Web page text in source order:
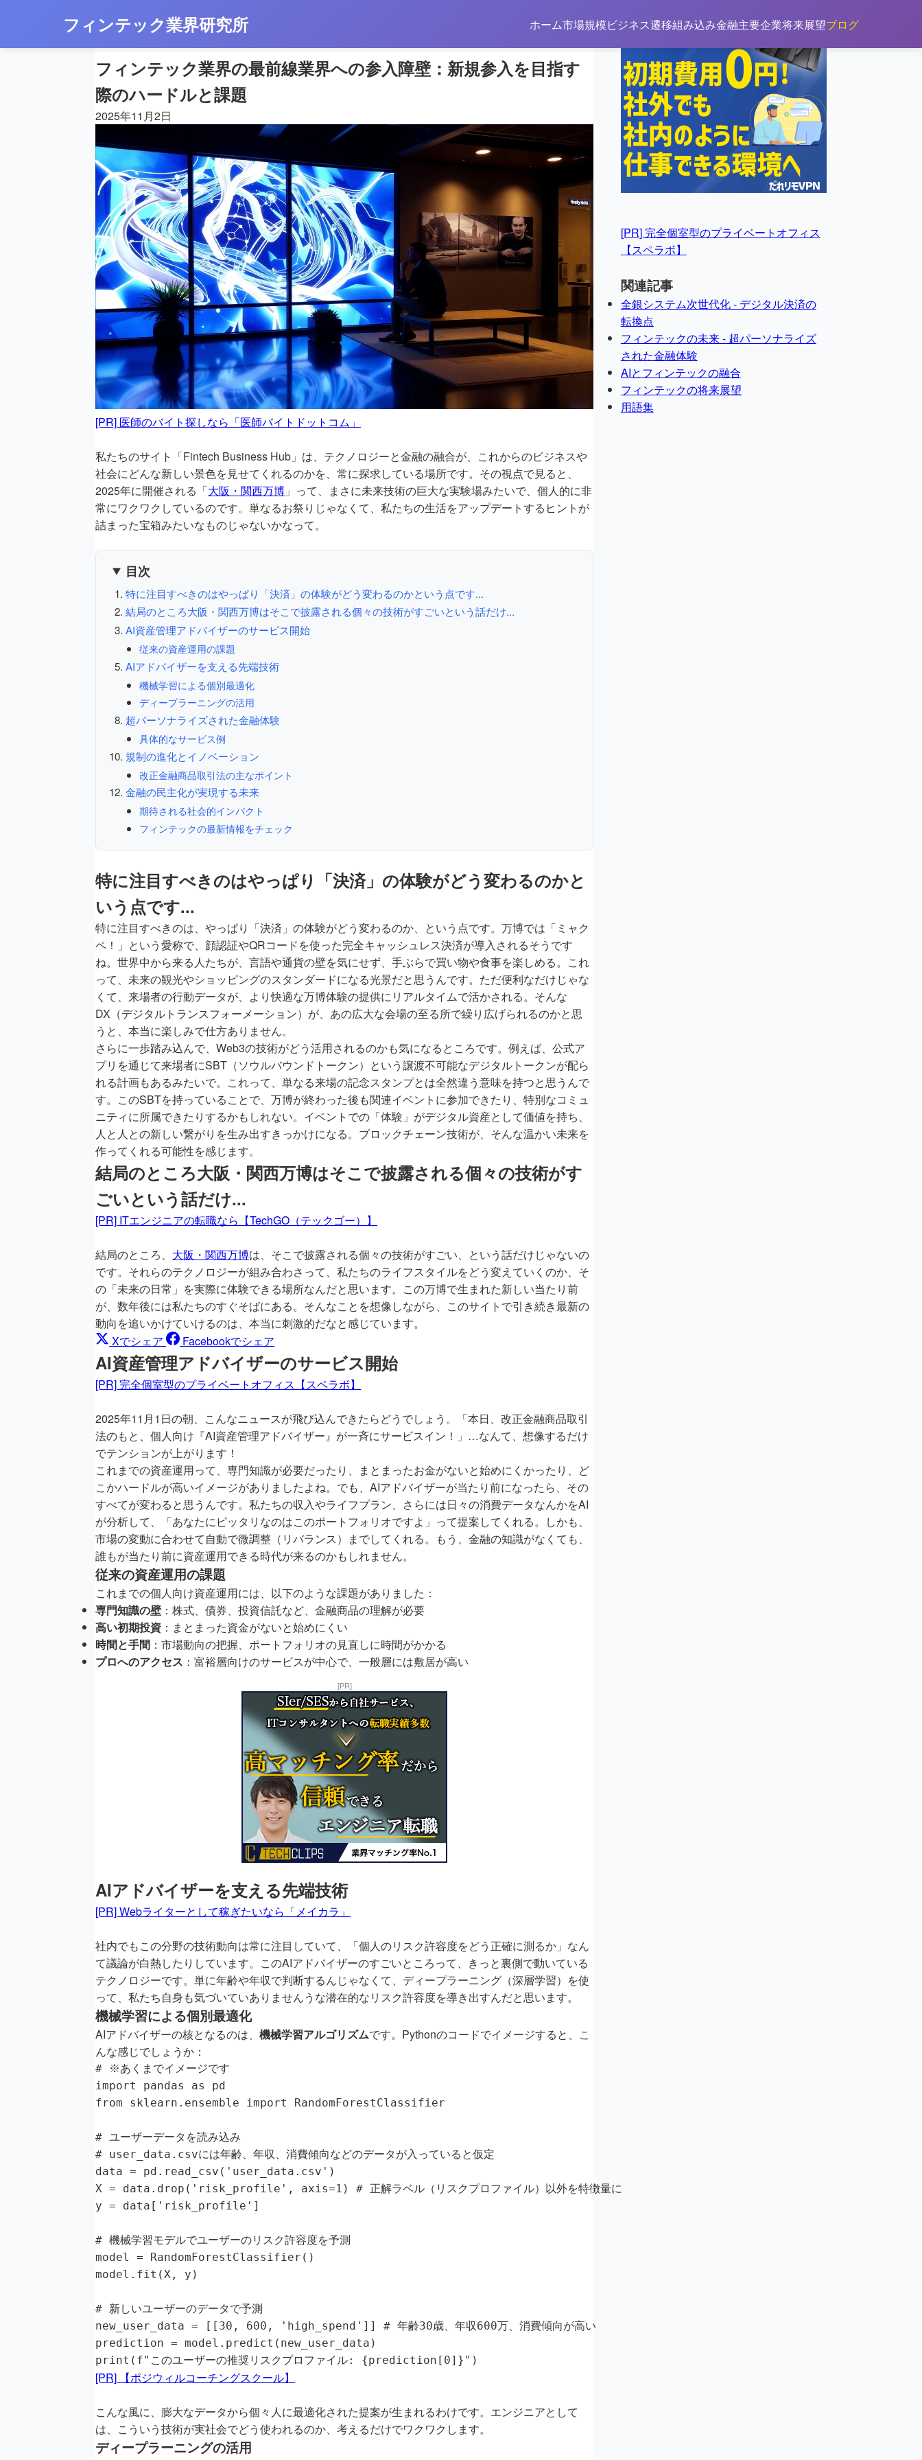
フィンテック業界研究所 ホーム市場規模ビジネス遷移組み込み金融主要企業将来展望ブログ
フィンテック業界の最前線業界への参入障壁：新規参入を目指す
際のハードルと課題
2025年11月2日
[PR] 医師のバイト探しなら「医師バイトドットコム」
私たちのサイト「Fintech Business Hub」は、テクノロジーと金融の融合が、これからのビジネスや
社会にどんな新しい景色を見せてくれるのかを、常に探求している場所です。その視点で見ると、
2025年に開催される「大阪・関西万博 」って、まさに未来技術の巨大な実験場みたいで、個人的に非
常にワクワクしているのです。単なるお祭りじゃなくて、私たちの生活をアップデートするヒントが
詰まった宝箱みたいなものじゃないかなって。
目次
特に注目すべきのはやっぱり「決済」の体験がどう変わるのかという点です...
結局のところ大阪・関西万博はそこで披露される個々の技術がすごいという話だけ...
AI資産管理アドバイザーのサービス開始
従来の資産運用の課題
AIアドバイザーを支える先端技術
機械学習による個別最適化
ディープラーニングの活用
超パーソナライズされた金融体験
具体的なサービス例
規制の進化とイノベーション
改正金融商品取引法の主なポイント
金融の民主化が実現する未来
期待される社会的インパクト
フィンテックの最新情報をチェック
特に注目すべきのはやっぱり「決済」の体験がどう変わるのかと
いう点です...
特に注目すべきのは、やっぱり「決済」の体験がどう変わるのか、という点です。万博では「ミャク
ペ！」という愛称で、顔認証やQRコードを使った完全キャッシュレス決済が導入されるそうです
ね。世界中から来る人たちが、言語や通貨の壁を気にせず、手ぶらで買い物や食事を楽しめる。これ
って、未来の観光やショッピングのスタンダードになる光景だと思うんです。ただ便利なだけじゃな
くて、来場者の行動データが、より快適な万博体験の提供にリアルタイムで活かされる。そんな
DX（デジタルトランスフォーメーション）が、あの広大な会場の至る所で繰り広げられるのかと思
うと、本当に楽しみで仕方ありません。
さらに一歩踏み込んで、Web3の技術がどう活用されるのかも気になるところです。例えば、公式ア
プリを通じて来場者にSBT（ソウルバウンドトークン）という譲渡不可能なデジタルトークンが配ら
れる計画もあるみたいで。これって、単なる来場の記念スタンプとは全然違う意味を持つと思うんで
す。このSBTを持っていることで、万博が終わった後も関連イベントに参加できたり、特別なコミュ
ニティに所属できたりするかもしれない。イベントでの「体験」がデジタル資産として価値を持ち、
人と人との新しい繋がりを生み出すきっかけになる。ブロックチェーン技術が、そんな温かい未来を
作ってくれる可能性を感じます。
結局のところ大阪・関西万博はそこで披露される個々の技術がす
ごいという話だけ...
[PR] ITエンジニアの転職なら【TechGO（テックゴー）】
結局のところ、 大阪・関西万博は、そこで披露される個々の技術がすごい、という話だけじゃないの
です。それらのテクノロジーが組み合わさって、私たちのライフスタイルをどう変えていくのか、そ
の「未来の日常」を実際に体験できる場所なんだと思います。この万博で生まれた新しい当たり前
が、数年後には私たちのすぐそばにある。そんなことを想像しながら、このサイトで引き続き最新の
動向を追いかけていけるのは、本当に刺激的だなと感じています。
Xでシェア
Facebookでシェア
AI資産管理アドバイザーのサービス開始
[PR] 完全個室型のプライベートオフィス【スペラボ】
2025年11月1日の朝、こんなニュースが飛び込んできたらどうでしょう。「本日、改正金融商品取引
法のもと、個人向け『AI資産管理アドバイザー』が一斉にサービスイン！」…なんて、想像するだけ
でテンションが上がります！
これまでの資産運用って、専門知識が必要だったり、まとまったお金がないと始めにくかったり、ど
こかハードルが高いイメージがありましたよね。でも、AIアドバイザーが当たり前になったら、その
すべてが変わると思うんです。私たちの収入やライフプラン、さらには日々の消費データなんかをAI
が分析して、「あなたにピッタリなのはこのポートフォリオですよ」って提案してくれる。しかも、
市場の変動に合わせて自動で微調整（リバランス）までしてくれる。もう、金融の知識がなくても、
誰もが当たり前に資産運用できる時代が来るのかもしれません。
従来の資産運用の課題
これまでの個人向け資産運用には、以下のような課題がありました：
専門知識の壁 ：株式、債券、投資信託など、金融商品の理解が必要
高い初期投資 ：まとまった資金がないと始めにくい
時間と手間 ：市場動向の把握、ポートフォリオの見直しに時間がかかる
プロへのアクセス ：富裕層向けのサービスが中心で、一般層には敷居が高い
[PR]
AIアドバイザーを支える先端技術
[PR] Webライターとして稼ぎたいなら「メイカラ」
社内でもこの分野の技術動向は常に注目していて、「個人のリスク許容度をどう正確に測るか」なん
て議論が白熱したりしています。このAIアドバイザーのすごいところって、きっと裏側で動いている
テクノロジーです。単に年齢や年収で判断するんじゃなくて、ディープラーニング（深層学習）を使
って、私たち自身も気づいていありませんうな潜在的なリスク許容度を導き出すんだと思います。
機械学習による個別最適化
AIアドバイザーの核となるのは、機械学習アルゴリズムです。Pythonのコードでイメージすると、こ
んな感じでしょうか：
# ※あくまでイメージです
import pandas as pd
from sklearn.ensemble import RandomForestClassifier
# ユーザーデータを読み込み
# user_data.csvには年齢、年収、消費傾向などのデータが入っていると仮定
data = pd.read_csv('user_data.csv')
X = data.drop('risk_profile', axis=1) # 正解ラベル（リスクプロファイル）以外を特徴量に
y = data['risk_profile']
# 機械学習モデルでユーザーのリスク許容度を予測
model = RandomForestClassifier()
model.fit(X, y)
# 新しいユーザーのデータで予測
new_user_data = [[30, 600, 'high_spend']] # 年齢30歳、年収600万、消費傾向が高い
prediction = model.predict(new_user_data)
print(f"このユーザーの推奨リスクプロファイル: {prediction[0]}")
[PR] 【ポジウィルコーチングスクール】
こんな風に、膨大なデータから個々人に最適化された提案が生まれるわけです。エンジニアとして
は、こういう技術が実社会でどう使われるのか、考えるだけでワクワクします。
ディープラーニングの活用
[PR] 完全個室型のプライベートオフィス
【スペラボ】
関連記事
全銀システム次世代化 - デジタル決済の
転換点
フィンテックの未来 - 超パーソナライズ
された金融体験
AIとフィンテックの融合
フィンテックの将来展望
用語集